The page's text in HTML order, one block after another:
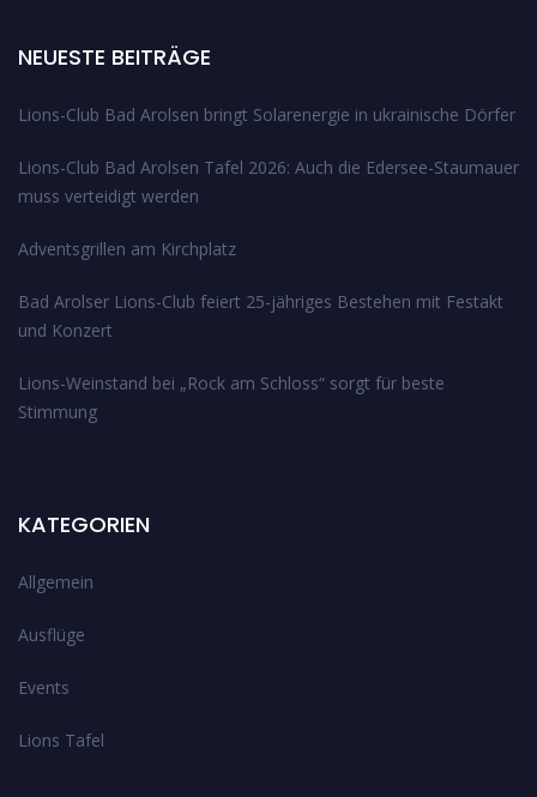
NEUESTE BEITRÄGE
Lions-Club Bad Arolsen bringt Solarenergie in ukrainische Dörfer
Lions-Club Bad Arolsen Tafel 2026: Auch die Edersee-Staumauer
muss verteidigt werden
Adventsgrillen am Kirchplatz
Bad Arolser Lions-Club feiert 25-jähriges Bestehen mit Festakt
und Konzert
Lions-Weinstand bei „Rock am Schloss“ sorgt für beste
Stimmung
KATEGORIEN
Allgemein
Ausflüge
Events
Lions Tafel